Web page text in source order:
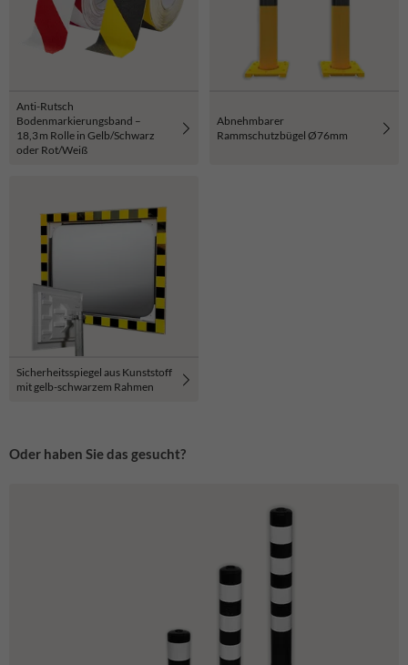
Anti-Rutsch
Bodenmarkierungsband –
18,3 m Rolle in Gelb/Schwarz
oder Rot/Weiß
Abnehmbarer
Rammschutzbügel Ø76mm
Sicherheitsspiegel aus Kunststoff
mit gelb-schwarzem Rahmen
Oder haben Sie das gesucht?